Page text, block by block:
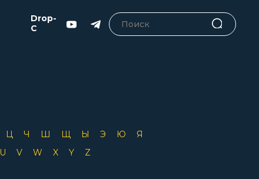
Drop-
C
Ц Ч Ш Щ Ы Э Ю
Я
U V W X Y Z